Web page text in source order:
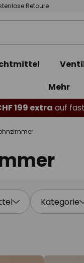
Retoure
Mehr
199 extra auf
Kategorie